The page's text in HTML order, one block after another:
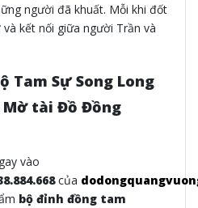
người đã khuất. Mỗi khi đốt
kết nối giữa người Trần và
Tam Sự Song Long
Mờ tài Đồ Đồng
vào
của
bộ đỉnh đồng tam